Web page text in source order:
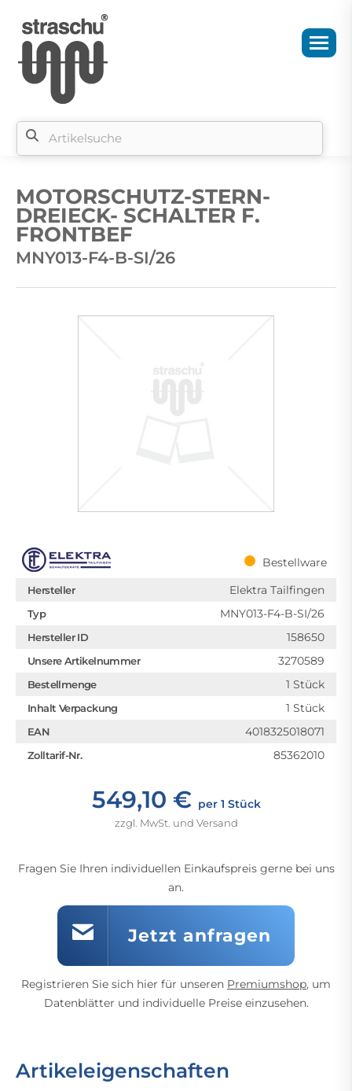
MOTORSCHUTZ-STERN-
DREIECK- SCHALTER F.
FRONTBEF
MNY013-F4-B-SI/26
Bestellware
Hersteller Elektra Tailfingen
Typ MNY013-F4-B-SI/26
Hersteller ID 158650
Unsere Artikelnummer 3270589
Bestellmenge 1 Stück
Inhalt Verpackung 1 Stück
EAN 4018325018071
Zolltarif-Nr. 85362010
549,10 € per 1 Stück
zzgl. MwSt. und Versand
Fragen Sie Ihren individuellen Einkaufspreis gerne bei uns
an.
Jetzt anfragen
Registrieren Sie sich hier für unseren Premiumshop, um
Datenblätter und individuelle Preise einzusehen.
Artikeleigenschaften